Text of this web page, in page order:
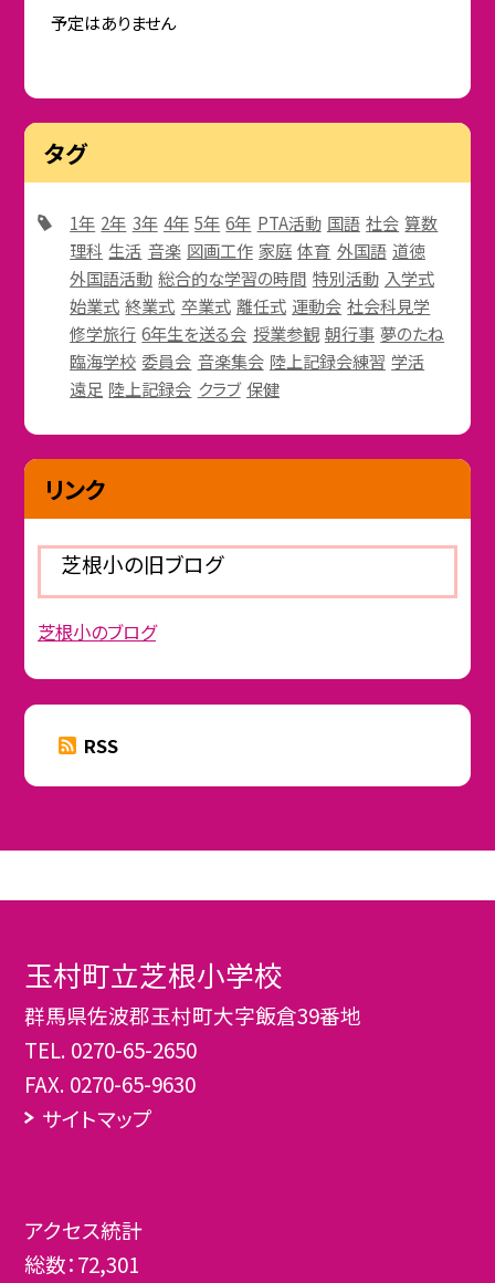
予定はありません
タグ
1年 2年 3年 4年 5年 6年 PTA活動 国語 社会 算数
理科 生活 音楽 図画工作 家庭 体育 外国語 道徳
外国語活動 総合的な学習の時間 特別活動 入学式
始業式 終業式 卒業式 離任式 運動会 社会科見学
修学旅行 6年生を送る会 授業参観 朝行事 夢のたね
臨海学校 委員会 音楽集会 陸上記録会練習 学活
遠足 陸上記録会 クラブ 保健
リンク
芝根小の旧ブログ
芝根小のブログ
RSS
玉村町立芝根小学校
群馬県佐波郡玉村町大字飯倉39番地
TEL. 0270-65-2650
FAX. 0270-65-9630
サイトマップ
アクセス統計
総数：72,301